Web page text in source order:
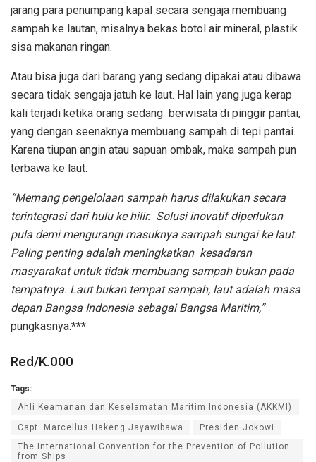
jarang para penumpang kapal secara sengaja membuang
sampah ke lautan, misalnya bekas botol air mineral, plastik
sisa makanan ringan.
Atau bisa juga dari barang yang sedang dipakai atau dibawa
secara tidak sengaja jatuh ke laut. Hal lain yang juga kerap
kali terjadi ketika orang sedang berwisata di pinggir pantai,
yang dengan seenaknya membuang sampah di tepi pantai.
Karena tiupan angin atau sapuan ombak, maka sampah pun
terbawa ke laut.
“Memang pengelolaan sampah harus dilakukan secara
terintegrasi dari hulu ke hilir. Solusi inovatif diperlukan
pula demi mengurangi masuknya sampah sungai ke laut.
Paling penting adalah meningkatkan kesadaran
masyarakat untuk tidak membuang sampah bukan pada
tempatnya. Laut bukan tempat sampah, laut adalah masa
depan Bangsa Indonesia sebagai Bangsa Maritim,”
pungkasnya.***
Red/K.000
Tags:
Ahli Keamanan dan Keselamatan Maritim Indonesia (AKKMI)
Capt. Marcellus Hakeng Jayawibawa
Presiden Jokowi
The International Convention for the Prevention of Pollution
from Ships